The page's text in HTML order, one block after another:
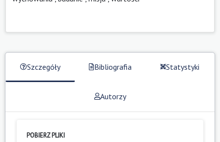
Szczegóły Bibliografia Statystyki
Autorzy
POBIERZ PLIKI